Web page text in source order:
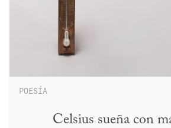
POESÍA
Celsius sueña con